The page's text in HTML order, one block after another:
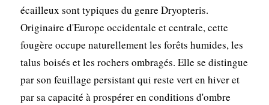
écailleux sont typiques du genre Dryopteris.
Originaire d'Europe occidentale et centrale, cette
fougère occupe naturellement les forêts humides, les
talus boisés et les rochers ombragés. Elle se distingue
par son feuillage persistant qui reste vert en hiver et
par sa capacité à prospérer en conditions d'ombre